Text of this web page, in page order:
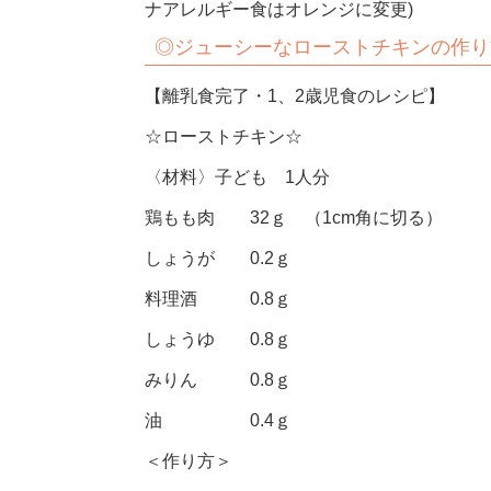
ナアレルギー食はオレンジに変更)
◎ジューシーなローストチキンの作
【離乳食完了・1、2歳児食のレシピ】
☆ローストチキン☆
〈材料〉子ども 1人分
鶏もも肉 32ｇ （1cm角に切る）
しょうが 0.2ｇ
料理酒 0.8ｇ
しょうゆ 0.8ｇ
みりん 0.8ｇ
油 0.4ｇ
＜作り方＞